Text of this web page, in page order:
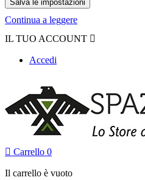
Continua a leggere
IL TUO ACCOUNT 
Accedi
 Carrello 0
Il carrello è vuoto